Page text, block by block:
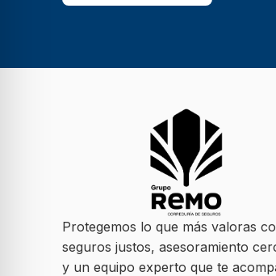
Protegemos lo que más valoras
seguros justos, asesoramiento
y un equipo experto que te